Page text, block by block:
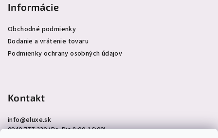
Informácie
Obchodné podmienky
Dodanie a vrátenie tovaru
Podmienky ochrany osobných údajov
Kontakt
info@eluxe.sk
0940 777 230 (Po-Pia 8:00-16:00)